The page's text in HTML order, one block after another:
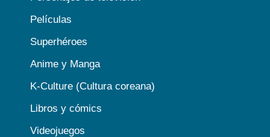
Películas
Superhéroes
Anime y Manga
K-Culture (Cultura coreana)
Libros y cómics
Videojuegos